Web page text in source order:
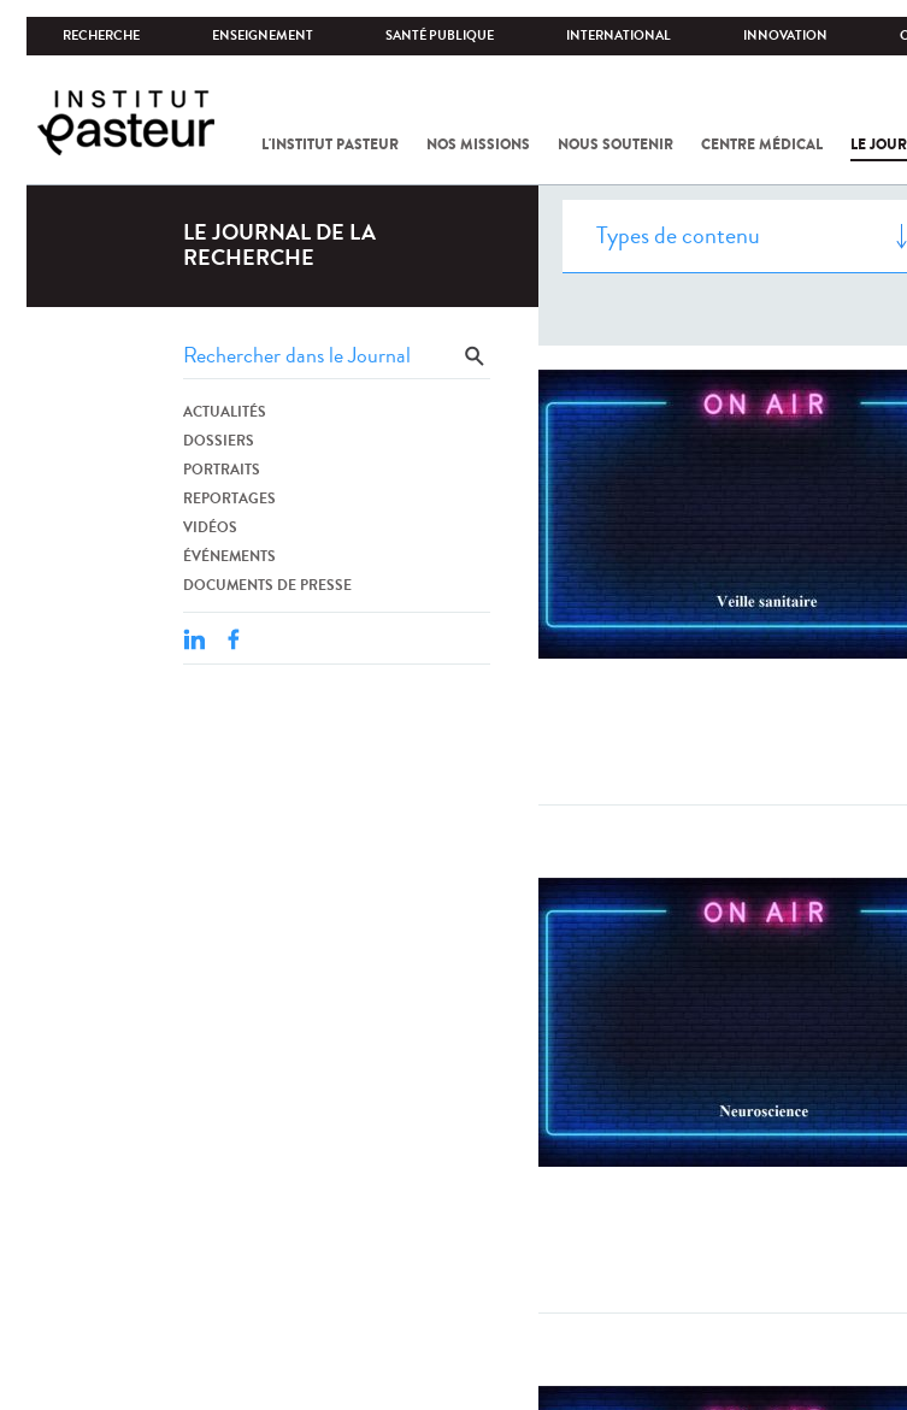
RECHERCHE ENSEIGNEMENT SANTÉ PUBLIQUE INTERNATIONAL INNOVATION
L'INSTITUT PASTEUR NOS MISSIONS NOUS SOUTENIR CENTRE MÉDICAL LE
LE JOURNAL DE LA
RECHERCHE
ACTUALITÉS
DOSSIERS
PORTRAITS
REPORTAGES
VIDÉOS
ÉVÉNEMENTS
DOCUMENTS DE PRESSE